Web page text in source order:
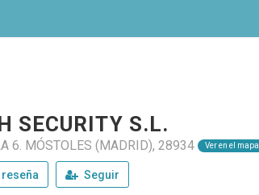
SECURITY S.L.
6. MÓSTOLES (MADRID), 28934 Ver en el mapa
Seguir